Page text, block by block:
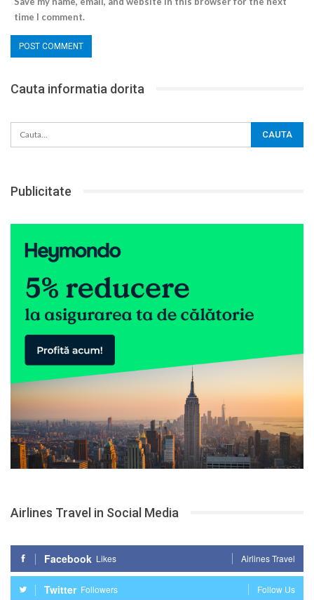
time I comment.
Cauta informatia dorita
Publicitate
Airlines Travel in Social Media
Facebook Likes Airlines Travel
Twitter Followers Follow Us